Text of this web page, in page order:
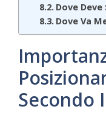
Dove
Dove Va
Secondo